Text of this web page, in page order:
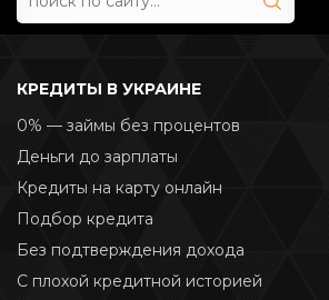
КРЕДИТЫ В УКРАИНЕ
0% — займы без процентов
Деньги до зарплаты
Кредиты на карту онлайн
Подбор кредита
Без подтверждения дохода
С плохой кредитной историей